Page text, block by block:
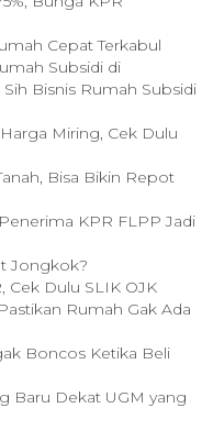
Cepat Terkabul
Subsidi di
Bisnis Rumah Subsidi
Miring, Cek Dulu
Bisa Bikin Repot
KPR FLPP Jadi
Jongkok?
Cek Dulu SLIK OJK
Rumah Gak Ada
Boncos Ketika Beli
Baru Dekat UGM yang